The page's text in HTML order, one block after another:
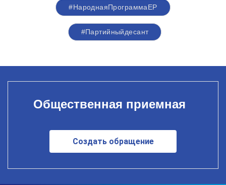
#НароднаяПрограммаЕР
#Партийныйдесант
Общественная приемная
Создать обращение